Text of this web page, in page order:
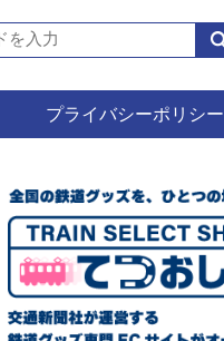
プライバシーポリシー